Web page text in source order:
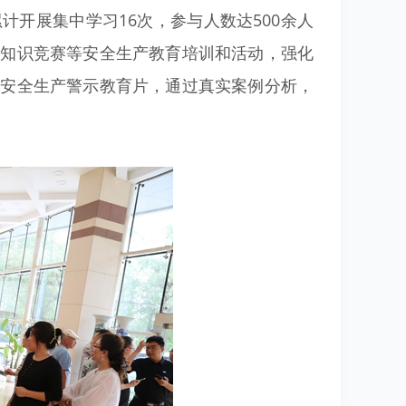
开展集中学习16次，参与人数达500余人
识竞赛等安全生产教育培训和活动，强化
全生产警示教育片，通过真实案例分析，